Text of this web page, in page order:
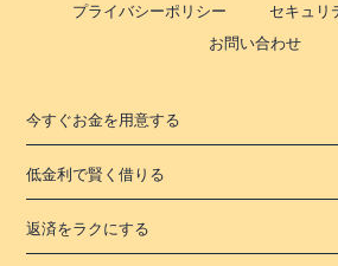
プライバシーポリシー
セキュリ
お問い合わせ
今すぐお金を用意する
低金利で賢く借りる
返済をラクにする